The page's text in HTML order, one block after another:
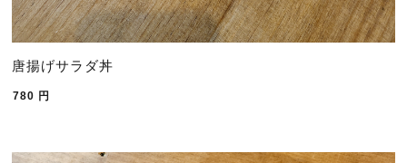
唐揚げサラダ丼
780 円